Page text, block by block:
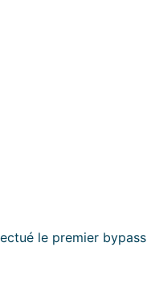
le premier bypass